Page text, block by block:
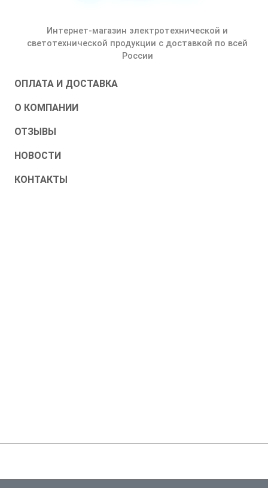
Интернет-магазин электротехнической и
светотехнической продукции с доставкой по всей
России
ОПЛАТА И ДОСТАВКА
О КОМПАНИИ
ОТЗЫВЫ
НОВОСТИ
КОНТАКТЫ